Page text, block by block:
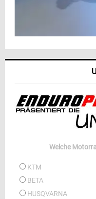
Welche
KTM
BETA
HUSQVARNA